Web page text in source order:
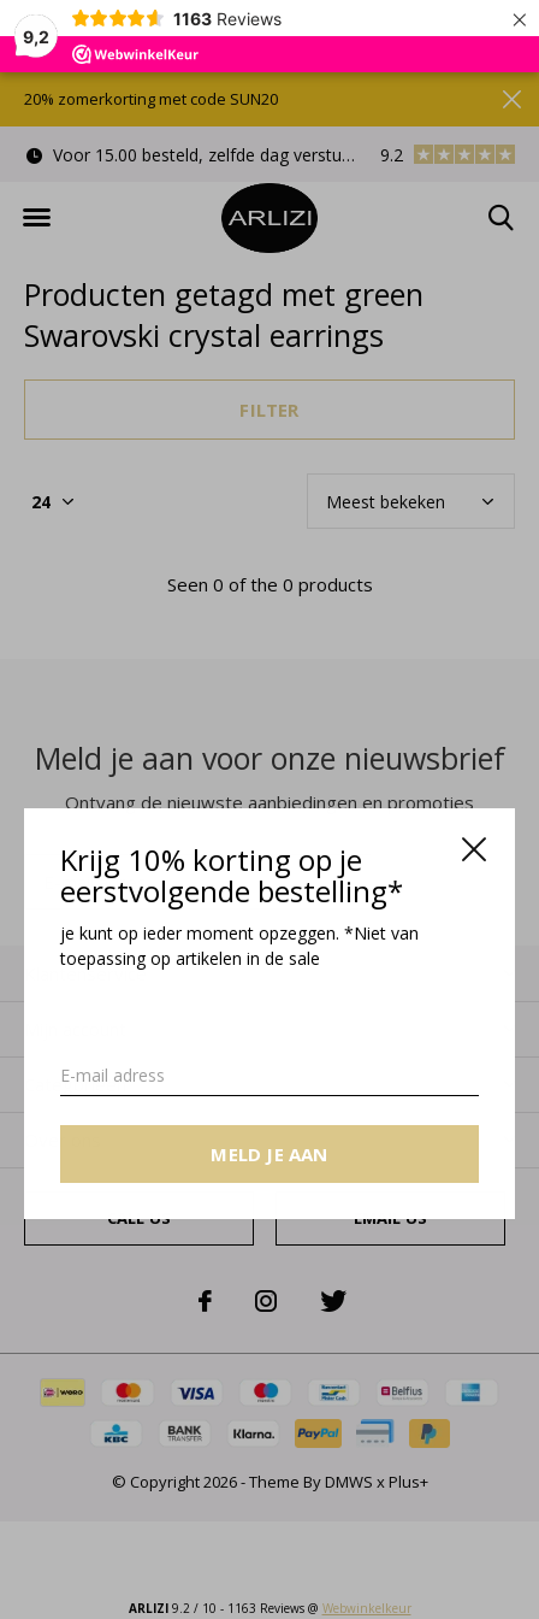
9,2
1163 Reviews ×
Krijg 10% korting op je
eerstvolgende bestelling*
je kunt op ieder moment opzeggen. *Niet van
toepassing op artikelen in de sale
MELD JE AAN
Voor 15.00 besteld, zelfde dag verstuurd Gratis
9.2
20% zomerkorting met code SUN20
Producten getagd met green
Swarovski crystal earrings
FILTER
Seen 0 of the 0 products
Meld je aan voor onze nieuwsbrief
Ontvang de nieuwste aanbiedingen en promoties
MELD JE AAN
Klantenservice
Categorieën
CALL US EMAIL US
© Copyright2026- Theme ByDMWS xPlus+
ARLIZI9.2/ 10 - 1163 Reviews @ Webwinkelkeur